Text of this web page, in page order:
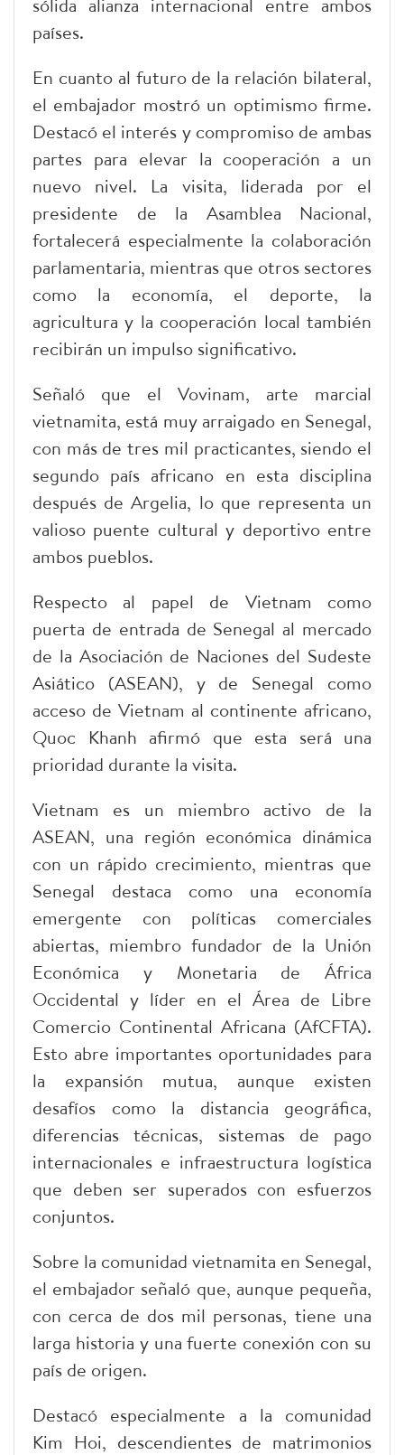
países.
En cuanto al futuro de la relación bilateral,
el embajador mostró un optimismo firme.
Destacó el interés y compromiso de ambas
partes para elevar la cooperación a un
nuevo nivel. La visita, liderada por el
presidente de la Asamblea Nacional,
fortalecerá especialmente la colaboración
parlamentaria, mientras que otros sectores
como la economía, el deporte, la
agricultura y la cooperación local también
recibirán un impulso significativo.
Señaló que el Vovinam, arte marcial
vietnamita, está muy arraigado en Senegal,
con más de tres mil practicantes, siendo el
segundo país africano en esta disciplina
después de Argelia, lo que representa un
valioso puente cultural y deportivo entre
ambos pueblos.
Respecto al papel de Vietnam como
puerta de entrada de Senegal al mercado
de la Asociación de Naciones del Sudeste
Asiático (ASEAN), y de Senegal como
acceso de Vietnam al continente africano,
Quoc Khanh afirmó que esta será una
prioridad durante la visita.
Vietnam es un miembro activo de la
ASEAN, una región económica dinámica
con un rápido crecimiento, mientras que
Senegal destaca como una economía
emergente con políticas comerciales
abiertas, miembro fundador de la Unión
Económica y Monetaria de África
Occidental y líder en el Área de Libre
Comercio Continental Africana (AfCFTA).
Esto abre importantes oportunidades para
la expansión mutua, aunque existen
desafíos como la distancia geográfica,
diferencias técnicas, sistemas de pago
internacionales e infraestructura logística
que deben ser superados con esfuerzos
conjuntos.
Sobre la comunidad vietnamita en Senegal,
el embajador señaló que, aunque pequeña,
con cerca de dos mil personas, tiene una
larga historia y una fuerte conexión con su
país de origen.
Destacó especialmente a la comunidad
Kim Hoi, descendientes de matrimonios